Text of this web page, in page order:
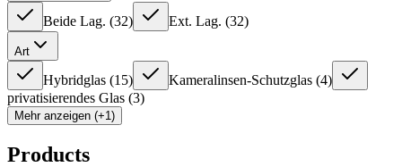
Beide Lag. (32) Ext. Lag. (32)
Art
Hybridglas (15) Kameralinsen-Schutzglas (4)
privatisierendes Glas (3)
Mehr anzeigen (+1)
Products